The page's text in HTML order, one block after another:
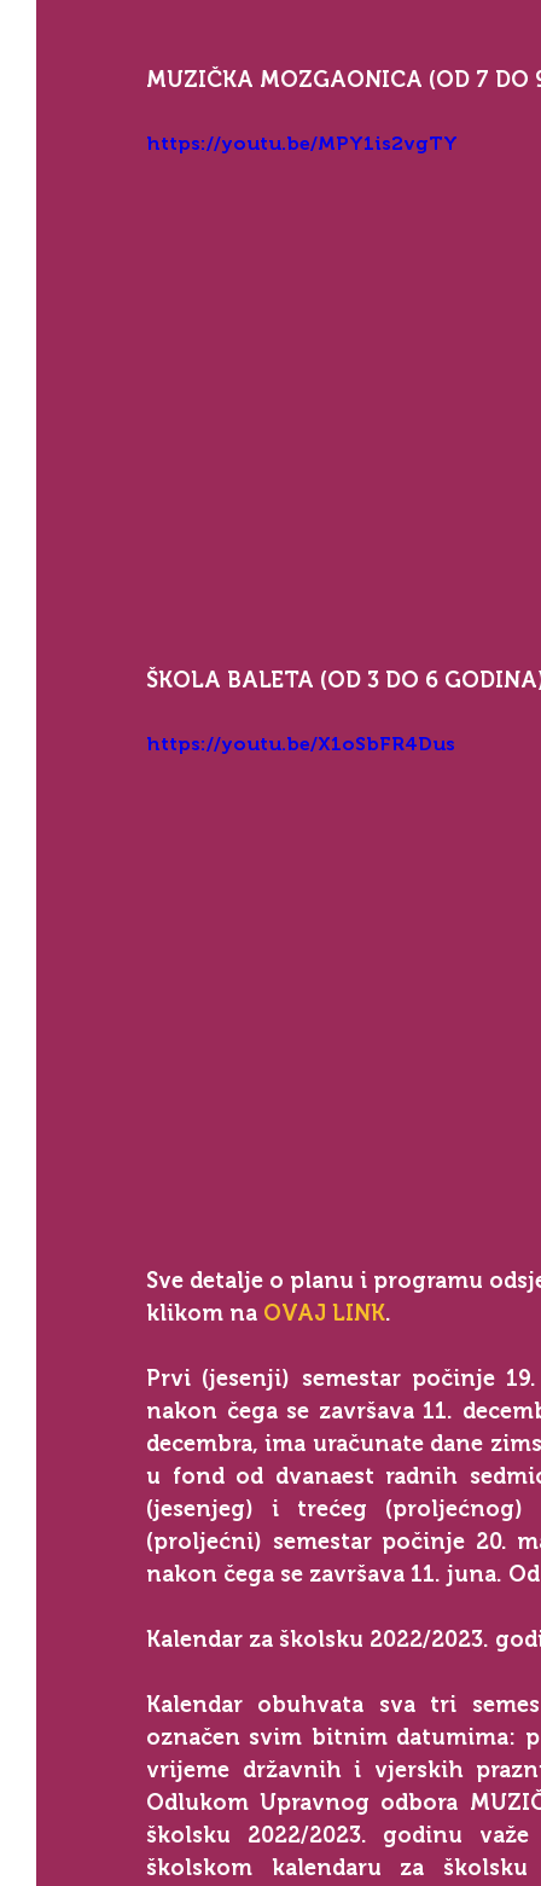
MUZIČKA MOZGAONICA (OD 7 DO
https://youtu.be/MPY1is2vgTY
ŠKOLA BALETA (OD 3 DO 6
https://youtu.be/X1oSbFR4Dus
Sve detalje o planu i programu
klikom na OVAJ LINK.
Prvi (jesenji) semestar počinje
nakon čega se završava 11.
decembra, ima uračunate dane
u fond od dvanaest radnih
(jesenjeg) i trećeg (proljećnog)
(proljećni) semestar počinje 20.
nakon čega se završava 11. juna.
Kalendar za školsku 2022/2023.
Kalendar obuhvata sva tri
označen svim bitnim datumima:
vrijeme državnih i vjerskih
Odlukom Upravnog odbora
školsku 2022/2023. godinu
školskom kalendaru za